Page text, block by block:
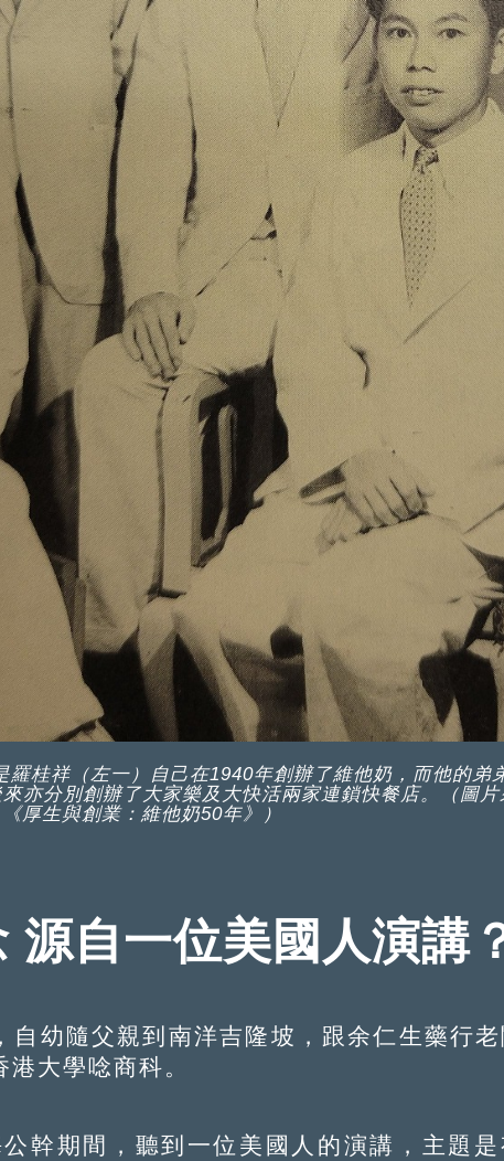
羅桂祥（左一）自己在1940年創辦了維他奶，而他的弟
亦分別創辦了大家樂及大快活兩家連鎖快餐店。（圖片
《厚生與創業：維他奶50年》）
源自一位美國人演講
幼隨父親到南洋吉隆坡，跟余仁生藥行老
大學唸商科。
期間，聽到一位美國人的演講，主題是